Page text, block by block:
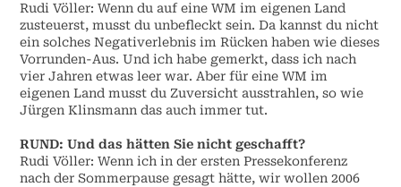
Rudi Völler: Wenn du auf eine WM im eigenen Land
zusteuerst, musst du unbefleckt sein. Da kannst du nicht
ein solches Negativerlebnis im Rücken haben wie dieses
Vorrunden-Aus. Und ich habe gemerkt, dass ich nach
vier Jahren etwas leer war. Aber für eine WM im
eigenen Land musst du Zuversicht ausstrahlen, so wie
Jürgen Klinsmann das auch immer tut.
RUND: Und das hätten Sie nicht geschafft?
Rudi Völler: Wenn ich in der ersten Pressekonferenz
nach der Sommerpause gesagt hätte, wir wollen 2006